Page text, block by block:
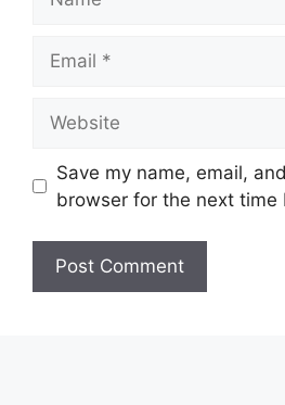
Save my name, email,
browser for the next time